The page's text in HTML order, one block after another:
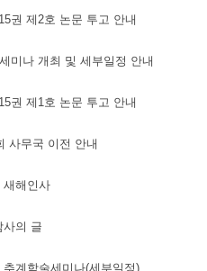
권 제2호 논문 투고 안내
미나 개최 및 세부일정 안내
권 제1호 논문 투고 안내
사무국 이전 안내
새해인사
사의 글
계학술세미나(세부일정)